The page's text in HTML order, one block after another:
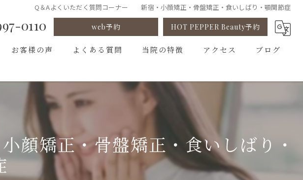
Q＆Aよくいただく質問コーナー 新宿・小顔矯正・骨盤矯正・食いしばり・顎関節症
0110 web予約 HOT PEPPER Beauty予約
お客様の声 よくある質問 当院の特徴
小顔矯正
姿勢矯正
骨盤矯正
カウンセリング
アクセス ブログ
コラム
矯正・骨盤矯正・食いしばり・